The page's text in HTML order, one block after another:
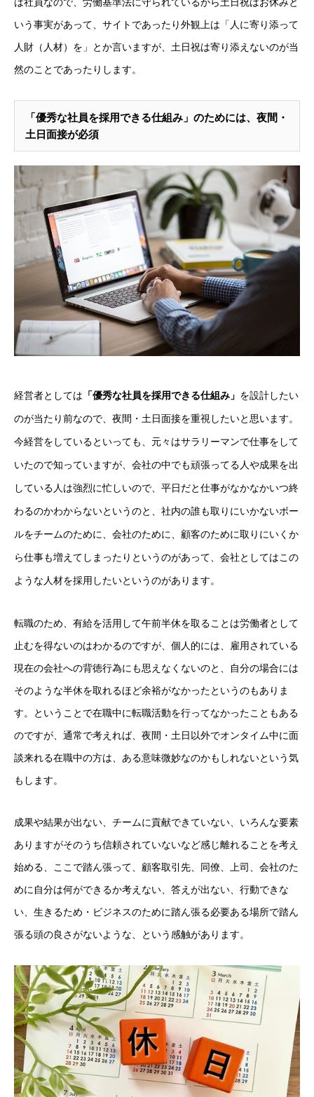
いう事実があって、サイトであったり外観上は「人に寄り添って
人財（人材）を」とか言いますが、土日祝は寄り添えないのが当
然のことであったりします。
「優秀な社員を採用できる仕組み」のためには、夜間・
土日面接が必須
経営者としては 「優秀な社員を採用できる仕組み」 を設計したい
のが当たり前なので、夜間・土日面接を重視したいと思います。
今経営をしているといっても、元々はサラリーマンで仕事をして
いたので知っていますが、会社の中でも頑張ってる人や成果を出
している人は強烈に忙しいので、平日だと仕事がなかなかいつ終
わるのかわからないというのと、社内の誰も取りにいかないボー
ルをチームのために、会社のために、顧客のために取りにいくか
ら仕事も増えてしまったりというのがあって、会社としてはこの
ような人材を採用したいというのがあります。
転職のため、有給を活用して午前半休を取ることは労働者として
止むを得ないのはわかるのですが、個人的には、雇用されている
現在の会社への背徳行為にも思えなくないのと、自分の場合には
そのような半休を取れるほど余裕がなかったというのもありま
す。ということで在職中に転職活動を行ってなかったこともある
のですが、通常で考えれば、夜間・土日以外でオンタイム中に面
談来れる在職中の方は、ある意味微妙なのかもしれないという気
もします。
成果や結果が出ない、チームに貢献できていない、いろんな要素
ありますがそのうち信頼されていないなど感じ離れることを考え
始める、ここで踏ん張って、顧客取引先、同僚、上司、会社のた
めに自分は何ができるか考えない、答えが出ない、行動できな
い、生きるため・ビジネスのために踏ん張る必要ある場所で踏ん
張る頭の良さがないような、という感触があります。